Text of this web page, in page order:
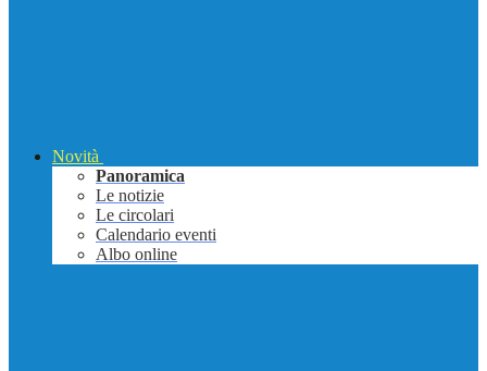
Novità
Panoramica
Le notizie
Le circolari
Calendario eventi
Albo online